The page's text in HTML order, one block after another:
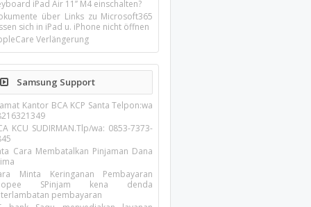
iPad Air 11’’ M4 einschalten?
über Links zu Microsoft365
sich in iPad u. iPhone nicht öffnen
Verlängerung
Samsung Support
Kantor BCA KCP Santa Telpon:wa
KCU SUDIRMAN.Tlp/wa: 0853-7373-
Cara Membatalkan Pinjaman Dana
Minta Keringanan Pembayaran
SPinjam kena denda
pembayaran